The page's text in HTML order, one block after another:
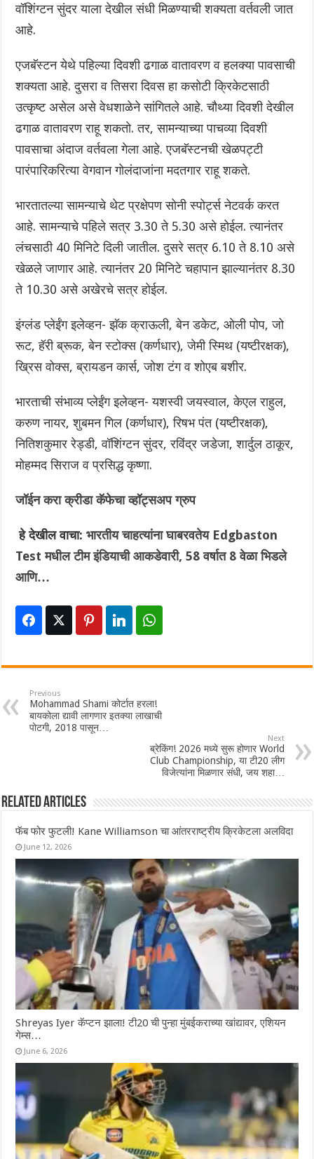
वॉशिंग्टन सुंदर याला देखील संधी मिळण्याची शक्यता वर्तवली जात
आहे.
एजबॅस्टन येथे पहिल्या दिवशी ढगाळ वातावरण व हलक्या पावसाची
शक्यता आहे. दुसरा व तिसरा दिवस हा कसोटी क्रिकेटसाठी
उत्कृष्ट असेल असे वेधशाळेने सांगितले आहे. चौथ्या दिवशी देखील
ढगाळ वातावरण राहू शकतो. तर, सामन्याच्या पाचव्या दिवशी
पावसाचा अंदाज वर्तवला गेला आहे. एजबॅस्टनची खेळपट्टी
पारंपारिकरित्या वेगवान गोलंदाजांना मदतगार राहू शकते.
भारतातल्या सामन्याचे थेट प्रक्षेपण सोनी स्पोर्ट्स नेटवर्क करत
आहे. सामन्याचे पहिले सत्र 3.30 ते 5.30 असे होईल. त्यानंतर
लंचसाठी 40 मिनिटे दिली जातील. दुसरे सत्र 6.10 ते 8.10 असे
खेळले जाणार आहे. त्यानंतर 20 मिनिटे चहापान झाल्यानंतर 8.30
ते 10.30 असे अखेरचे सत्र होईल.
इंग्लंड प्लेईंग इलेव्हन- झॅक क्राऊली, बेन डकेट, ओली पोप, जो
रूट, हॅरी ब्रूक, बेन स्टोक्स (कर्णधार), जेमी स्मिथ (यष्टीरक्षक),
ख्रिस वोक्स, ब्रायडन कार्स, जोश टंग व शोएब बशीर.
भारताची संभाव्य प्लेईंग इलेव्हन- यशस्वी जयस्वाल, केएल राहुल,
करुण नायर, शुबमन गिल (कर्णधार), रिषभ पंत (यष्टीरक्षक),
नितिशकुमार रेड्डी, वॉशिंग्टन सुंदर, रविंद्र जडेजा, शार्दुल ठाकूर,
मोहम्मद सिराज व प्रसिद्ध कृष्णा.
जॉईन करा क्रीडा कॅफेचा व्हॉट्सअप ग्रुप
हे देखील वाचा:भारतीय चाहत्यांना घाबरवतेय Edgbaston
Test मधील टीम इंडियाची आकडेवारी, 58 वर्षात 8 वेळा भिडले
आणि…
Previous
Mohammad Shami कोर्टात हरला!
बायकोला द्यावी लागणार इतक्या लाखाची
पोटगी, 2018 पासून…
Next
ब्रेकिंग! 2026 मध्ये सुरू होणार World
Club Championship, या टी20 लीग
विजेत्यांना मिळणार संधी, जय शहा…
Related Articles
फॅब फोर फुटली! Kane Williamson चा आंतरराष्ट्रीय क्रिकेटला अलविदा
June 12, 2026
Shreyas Iyer कॅप्टन झाला! टी20 ची पुन्हा मुंबईकराच्या खांद्यावर, एशियन
गेम्स…
June 6, 2026